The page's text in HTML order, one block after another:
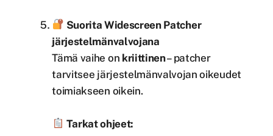
Suorita Widescreen Patcher
järjestelmänvalvojana
Tämä vaihe on kriittinen– patcher
tarvitsee järjestelmänvalvojan oikeudet
toimiakseen oikein.
Tarkat ohjeet: